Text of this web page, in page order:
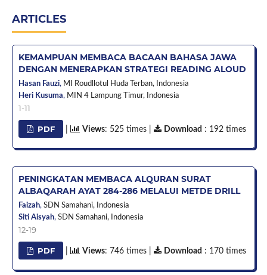
ARTICLES
KEMAMPUAN MEMBACA BACAAN BAHASA JAWA
DENGAN MENERAPKAN STRATEGI READING ALOUD
Hasan Fauzi, MI Roudllotul Huda Terban,
Indonesia
Heri Kusuma, MIN 4 Lampung Timur, Indonesia
1-11
PDF Views: 525 times | Download : 192 times
PENINGKATAN MEMBACA ALQURAN SURAT
ALBAQARAH AYAT 284-286 MELALUI METDE DRILL
Faizah, SDN Samahani,
Indonesia
Siti Aisyah, SDN Samahani, Indonesia
12-19
PDF Views: 746 times | Download : 170 times